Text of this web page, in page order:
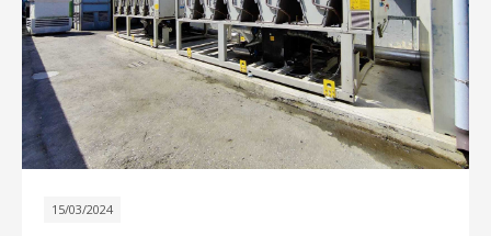
15/03/2024